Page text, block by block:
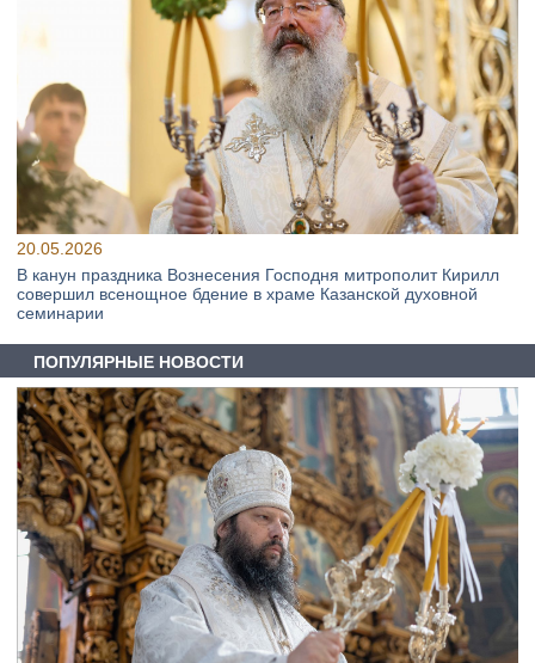
20.05.2026
В канун праздника Вознесения Господня митрополит Кирилл
совершил всенощное бдение в храме Казанской духовной
семинарии
ПОПУЛЯРНЫЕ НОВОСТИ